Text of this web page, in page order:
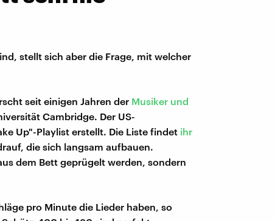
stellt sich aber die Frage, mit welcher
seit einigen Jahren der Musiker und
Cambridge. Der US-
Up"-Playlist erstellt. Die Liste findet ihr
die sich langsam aufbauen.
dem Bett geprügelt werden, sondern
pro Minute die Lieder haben, so